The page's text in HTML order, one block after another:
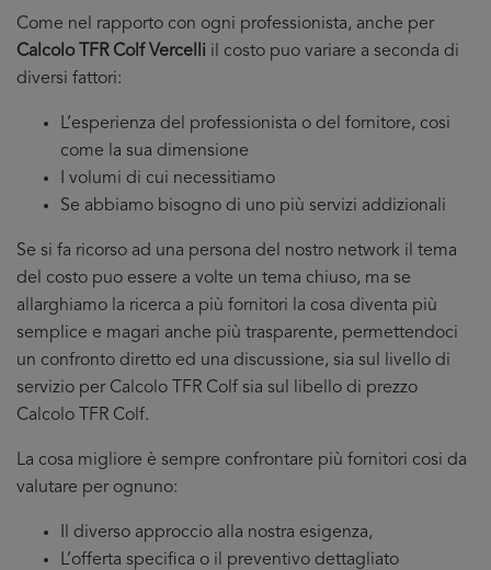
Come nel rapporto con ogni professionista, anche per
Calcolo TFR Colf Vercelli il costo puo variare a seconda di
diversi fattori:
L’esperienza del professionista o del fornitore, cosi
come la sua dimensione
I volumi di cui necessitiamo
Se abbiamo bisogno di uno più servizi addizionali
Se si fa ricorso ad una persona del nostro network il tema
del costo puo essere a volte un tema chiuso, ma se
allarghiamo la ricerca a più fornitori la cosa diventa più
semplice e magari anche più trasparente, permettendoci
un confronto diretto ed una discussione, sia sul livello di
servizio per Calcolo TFR Colf sia sul libello di prezzo
Calcolo TFR Colf.
La cosa migliore è sempre confrontare più fornitori cosi da
valutare per ognuno:
Il diverso approccio alla nostra esigenza,
L’offerta specifica o il preventivo dettagliato